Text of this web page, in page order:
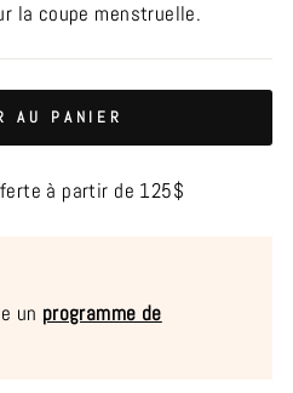
la coupe menstruelle.
AU PANIER
à partir de 125$
un programme de